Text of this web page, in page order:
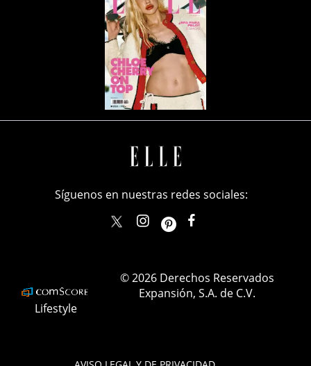
Síguenos en nuestras redes sociales:
elle_mexicoellemexico
Lifestyle
© 2026 Derechos Reservados
Expansión, S.A. de C.V.